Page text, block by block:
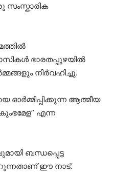
സംസ്കാരിക
ഭാരതപ്പുഴയിൽ
നിർവഹിച്ചു.
ഓർമ്മിപ്പിക്കുന്ന ആത്മീയ
എന്ന
ബന്ധപ്പെട്ട
ഈ നാട്.